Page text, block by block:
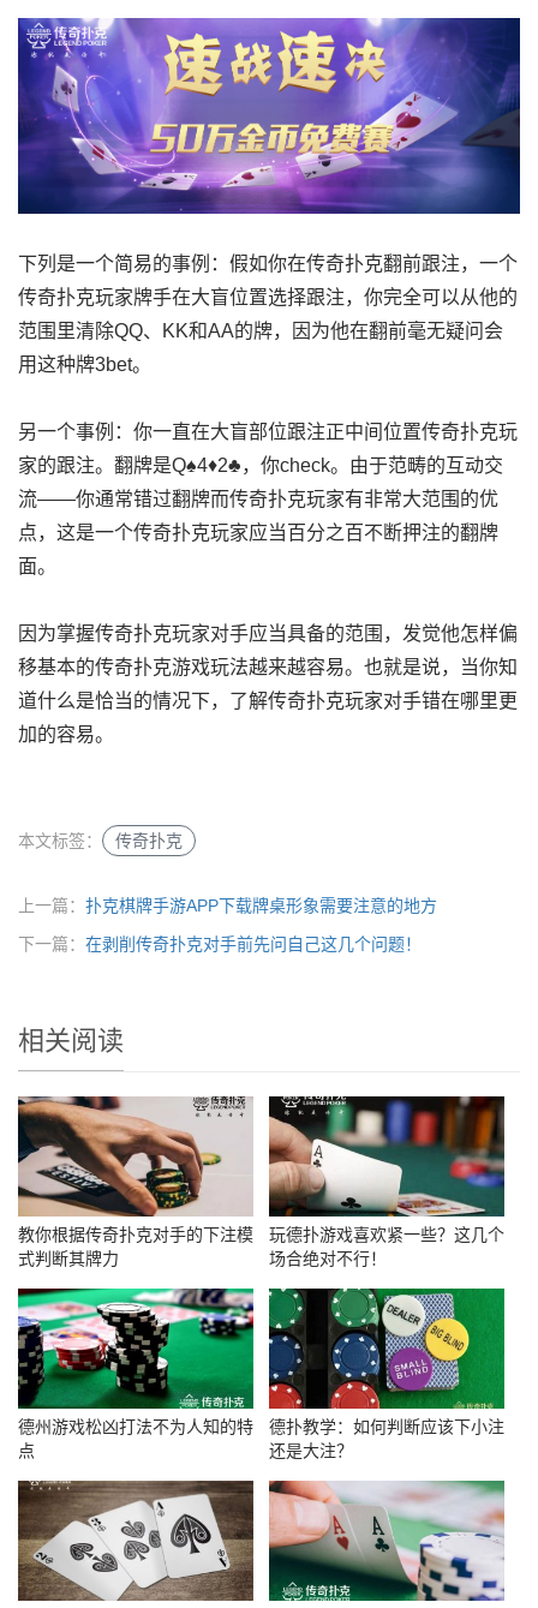
下列是一个简易的事例：假如你在传奇扑克翻前跟注，一个
传奇扑克玩家牌手在大盲位置选择跟注，你完全可以从他的
范围里清除QQ、KK和AA的牌，因为他在翻前毫无疑问会
用这种牌3bet。
另一个事例：你一直在大盲部位跟注正中间位置传奇扑克玩
家的跟注。翻牌是Q♠4♦2♣，你check。由于范畴的互动交
流——你通常错过翻牌而传奇扑克玩家有非常大范围的优
点，这是一个传奇扑克玩家应当百分之百不断押注的翻牌
面。
因为掌握传奇扑克玩家对手应当具备的范围，发觉他怎样偏
移基本的传奇扑克游戏玩法越来越容易。也就是说，当你知
道什么是恰当的情况下，了解传奇扑克玩家对手错在哪里更
加的容易。
本文标签： 传奇扑克
上一篇： 扑克棋牌手游APP下载牌桌形象需要注意的地方
下一篇： 在剥削传奇扑克对手前先问自己这几个问题！
相关阅读
教你根据传奇扑克对手的下注模
式判断其牌力
玩德扑游戏喜欢紧一些？这几个
场合绝对不行！
德州游戏松凶打法不为人知的特
点
德扑教学：如何判断应该下小注
还是大注？